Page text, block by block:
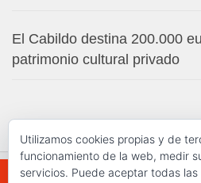
El Cabildo destina 200.000
patrimonio cultural privado
Utilizamos cookies propias y de
funcionamiento de la web, medir
servicios. Puede aceptar todas